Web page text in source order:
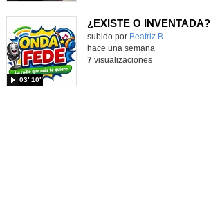
¿EXISTE O INVENTADA?
Contenido educativo.
subido por Beatriz B.
03′ 10″
hace una semana
7visualizaciones